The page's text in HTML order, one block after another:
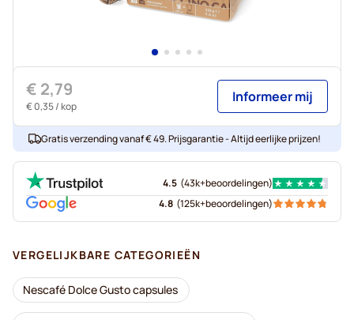
€ 2,79
€ 0,35/ kop
Informeer mij
Gratis verzending vanaf € 49. Prijsgarantie - Altijd eerlijke prijzen!
4.5 (43k+beoordelingen)
4.8 (125k+beoordelingen)
VERGELIJKBARE CATEGORIEËN
Nescafé Dolce Gusto capsules